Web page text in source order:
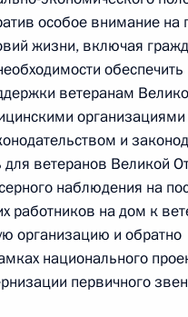
и нацпроектам
Правительства
особое внимание на
жизни, включая
обеспечить
ветеранам
и
ветеранов Великой
наблюдения на
работников на дом к
организацию и обратно
национального
первичного